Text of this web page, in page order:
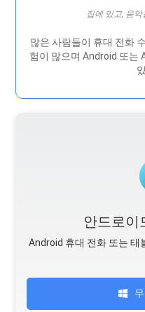
집에 있고, 음
많은 사람들이 휴대 전화
험이 많으며 Android 또는
안드로이
Android 휴대 전화 또는 태